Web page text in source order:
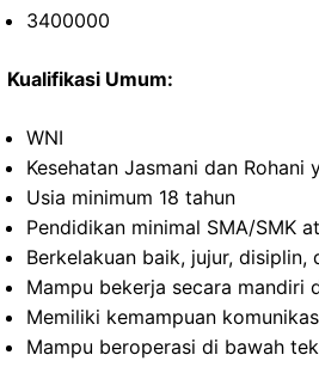
3400000
Kualifikasi Umum:
WNI
Kesehatan Jasmani dan Rohani
Usia minimum 18 tahun
Pendidikan minimal SMA/SMK
Berkelakuan baik, jujur,
Mampu bekerja secara mandiri
Memiliki kemampuan
Mampu beroperasi di bawah